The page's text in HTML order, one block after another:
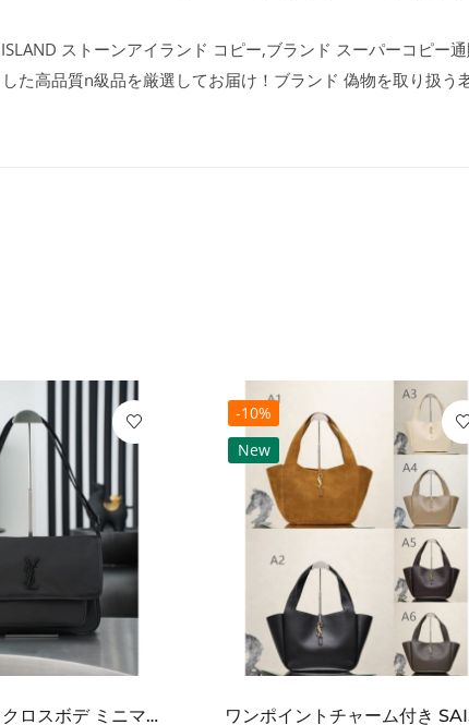
ストーンアイランド コピー,ブランド スーパーコピー
た高品質n級品を厳選してお届け！ブランド 偽物を取り扱う
2026SS YSL クロスボデ ミニマルフラップショルダー SAINT LAURENT サンロ...
-10%
New
ワンポ